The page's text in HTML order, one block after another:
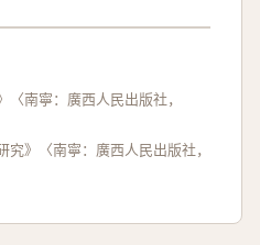
南寧：廣西人民出版社，
》〈南寧：廣西人民出版社，